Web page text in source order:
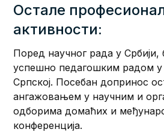
Остале
активности:
Поред научног рада у Србији,
успешно педагошким радом
Српској. Посебан допринос
ангажовањем у научним и
одборима домаћих и
конференција.